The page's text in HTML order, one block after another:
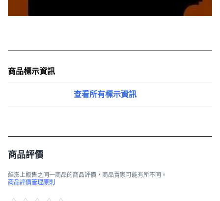
商品標示資訊
查看所有標示資訊
商品評價
酷澎上販售之同一商品的商品評價，商品賣家可能有所不同。
商品評價管理原則